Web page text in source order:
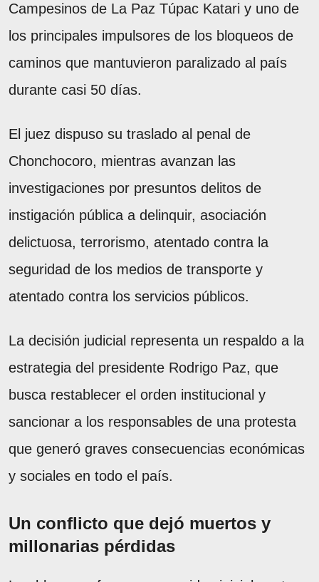
Campesinos de La Paz Túpac Katari y uno de
los principales impulsores de los bloqueos de
caminos que mantuvieron paralizado al país
durante casi 50 días.
El juez dispuso su traslado al penal de
Chonchocoro, mientras avanzan las
investigaciones por presuntos delitos de
instigación pública a delinquir, asociación
delictuosa, terrorismo, atentado contra la
seguridad de los medios de transporte y
atentado contra los servicios públicos.
La decisión judicial representa un respaldo a la
estrategia del presidente Rodrigo Paz, que
busca restablecer el orden institucional y
sancionar a los responsables de una protesta
que generó graves consecuencias económicas
y sociales en todo el país.
Un conflicto que dejó muertos y
millonarias pérdidas